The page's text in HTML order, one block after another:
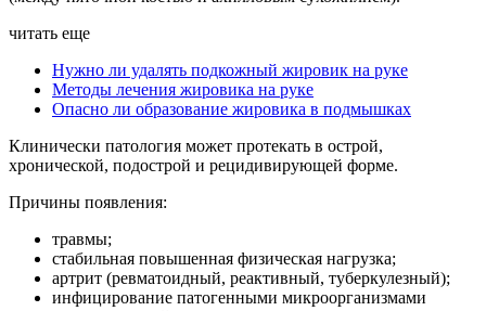
читать еще
Нужно ли удалять подкожный жировик на руке
Методы лечения жировика на руке
Опасно ли образование жировика в подмышках
Клинически патология может протекать в острой,
хронической, подострой и рецидивирующей форме.
Причины появления:
травмы;
стабильная повышенная физическая нагрузка;
артрит (ревматоидный, реактивный, туберкулезный);
инфицирование патогенными микроорганизмами